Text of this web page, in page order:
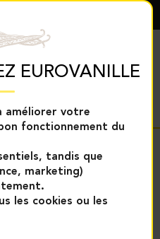
EUROVANILLE
améliorer votre
fonctionnement du
tandis que
marketing)
les cookies ou les
Poudre de vanille